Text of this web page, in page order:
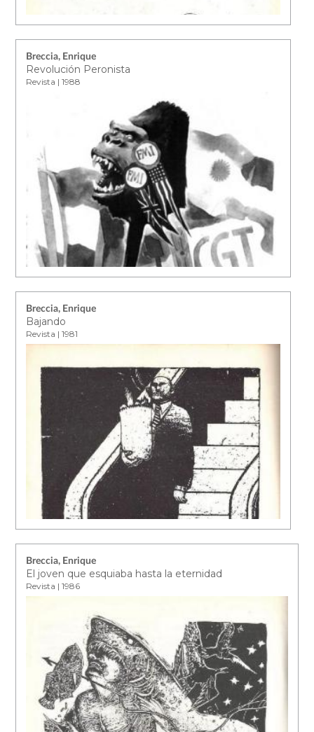
Breccia, Enrique
Revolución Peronista
Revista | 1988
Breccia, Enrique
Bajando
Revista | 1981
Breccia, Enrique
El joven que esquiaba hasta la eternidad
Revista | 1986